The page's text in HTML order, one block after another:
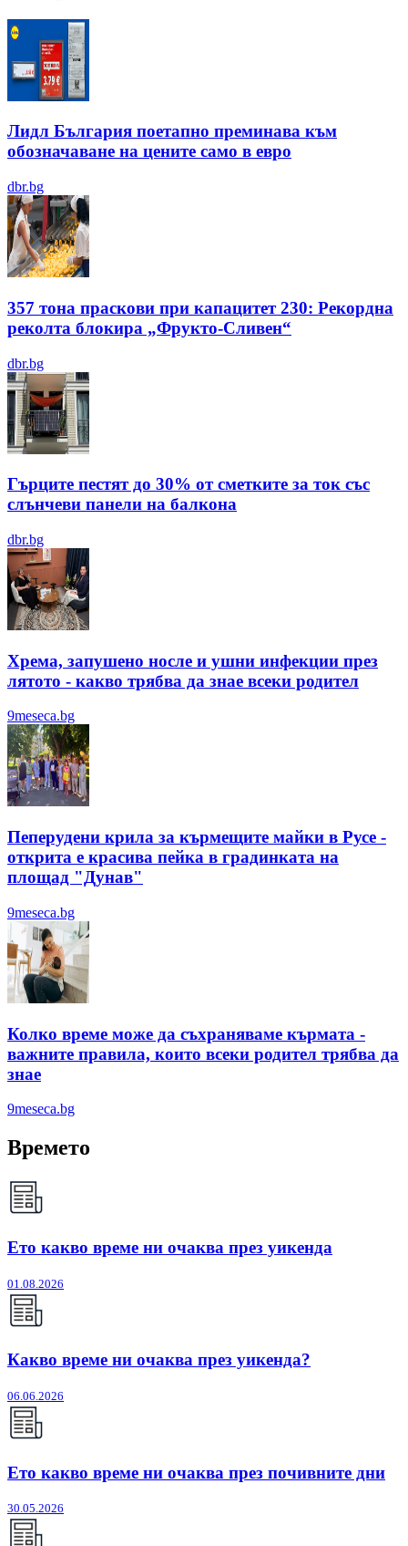
Лидл България поетапно преминава към
обозначаване на цените само в евро
dbr.bg
357 тона праскови при капацитет 230: Рекордна
реколта блокира „Фрукто-Сливен“
dbr.bg
Гърците пестят до 30% от сметките за ток със
слънчеви панели на балкона
dbr.bg
Хрема, запушено носле и ушни инфекции през
лятотo - какво трябва да знае всеки родител
9meseca.bg
Пеперудени крила за кърмещите майки в Русе -
открита е красива пейка в градинката на
площад "Дунав"
9meseca.bg
Колко време може да съхраняваме кърмата -
важните правила, които всеки родител трябва да
знае
9meseca.bg
Времето
Ето какво време ни очаква през уикенда
01.08.2026
Какво време ни очаква през уикенда?
06.06.2026
Ето какво време ни очаква през почивните дни
30.05.2026